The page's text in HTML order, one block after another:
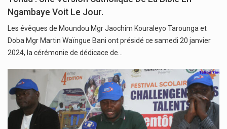
Ngambaye Voit Le Jour.
Les évêques de Moundou Mgr Jaochim Kouraleyo Tarounga et
Doba Mgr Martin Waïngue Bani ont présidé ce samedi 20 janvier
2024, la cérémonie de dédicace de…